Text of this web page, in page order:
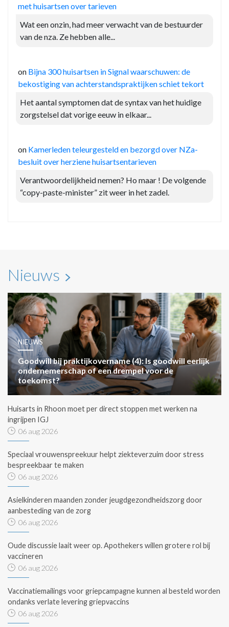
met huisartsen over tarieven
Wat een onzin, had meer verwacht van de bestuurder
van de nza. Ze hebben alle...
on Bijna 300 huisartsen in Signal waarschuwen: de
bekostiging van achterstandspraktijken schiet tekort
Het aantal symptomen dat de syntax van het huidige
zorgstelsel dat vorige eeuw in elkaar...
on Kamerleden teleurgesteld en bezorgd over NZa-
besluit over herziene huisartsentarieven
Verantwoordelijkheid nemen? Ho maar ! De volgende
“copy-paste-minister” zit weer in het zadel.
Nieuws
NIEUWS
Goodwill bij praktijkovername (4): Is goodwill eerlijk
ondernemerschap of een drempel voor de
toekomst?
Huisarts in Rhoon moet per direct stoppen met werken na
ingrijpen IGJ
06 aug 2026
Speciaal vrouwenspreekuur helpt ziekteverzuim door stress
bespreekbaar te maken
06 aug 2026
Asielkinderen maanden zonder jeugdgezondheidszorg door
aanbesteding van de zorg
06 aug 2026
Oude discussie laait weer op. Apothekers willen grotere rol bij
vaccineren
06 aug 2026
Vaccinatiemailings voor griepcampagne kunnen al besteld worden
ondanks verlate levering griepvaccins
06 aug 2026